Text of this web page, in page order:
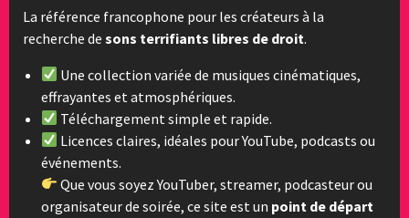
La référence francophone pour les créateurs à la
recherche de sons terrifiants libres de droit.
Une collection variée de musiques cinématiques,
effrayantes et atmosphériques.
Téléchargement simple et rapide.
Licences claires, idéales pour YouTube, podcasts ou
événements.
Que vous soyez YouTuber, streamer, podcasteur ou
organisateur de soirée, ce site est un point de départ